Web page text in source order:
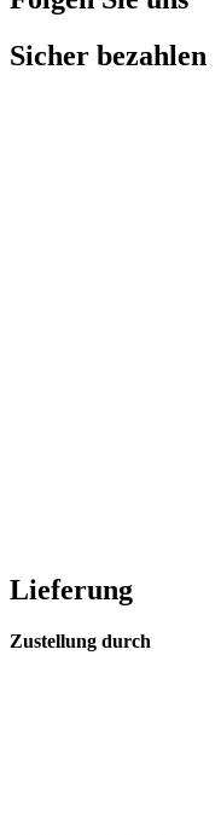
Sicher bezahlen
Lieferung
Zustellung durch